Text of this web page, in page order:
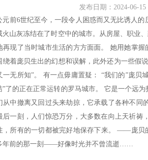
发布日期：2024-06-
元前6世纪至今，一段令人困惑而又无比诱人
火山灰冻结在了时空中的城市。从房屋、职业
再现了当时城市生活的方方面面。 她用她掌
绕着庞贝生出的幻想和误解，此外还为一些
一无所知”。 有一点毋庸置疑： “我们的”庞
”了的正在正常运转的罗马城市。 它是一个远
从中撤离又回过头来劫掠，它承载了各种不同
后一刻，人们惊恐万分，大多数在向上天祈
，所有的一切都被完好地保存下来。 ——庞贝
年前的那一刻——好像时光并不曾流逝……